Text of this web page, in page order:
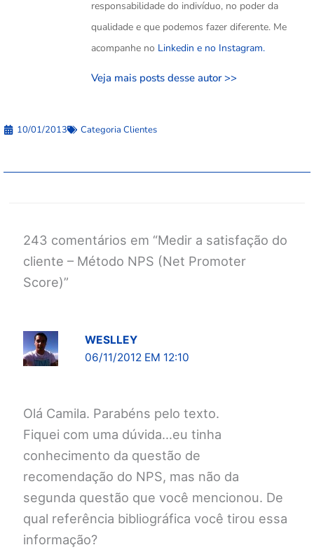
responsabilidade do indivíduo, no poder da
qualidade e que podemos fazer diferente. Me
acompanhe no Linkedin e no Instagram.
Veja mais posts desse autor >>
10/01/2013 Categoria Clientes
243 comentários em “Medir a satisfação do
cliente – Método NPS (Net Promoter
Score)”
WESLLEY
06/11/2012 EM 12:10
Olá Camila. Parabéns pelo texto.
Fiquei com uma dúvida…eu tinha
conhecimento da questão de
recomendação do NPS, mas não da
segunda questão que você mencionou. De
qual referência bibliográfica você tirou essa
informação?